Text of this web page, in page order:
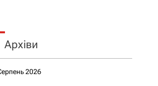
Архіви
2026